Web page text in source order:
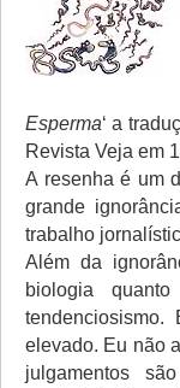
Esperma‘ a
Revista Veja em
A resenha é um
grande
trabalho
Além da
biologia
elevado. Eu não
julgamentos